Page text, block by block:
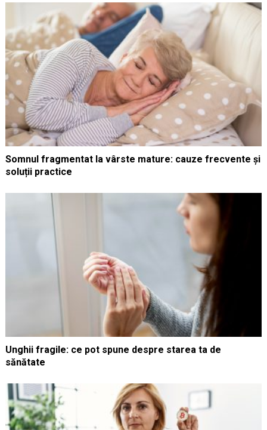
Somnul fragmentat la vârste mature: cauze frecvente și
soluții practice
Unghii fragile: ce pot spune despre starea ta de
sănătate